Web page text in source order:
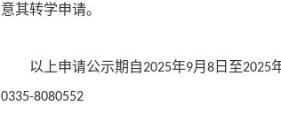
意其转学申请。
以上申请公示期自2025年9月8 日至2025
0335-8080552